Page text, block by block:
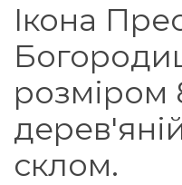
Ікона
розміром
склом.